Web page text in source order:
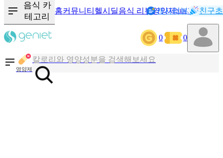
음식 카
테고리
홈커뮤니티 헬시딜음식 리뷰영양제NEW기록
캐시리뷰 친구
0 0
영양제
칼로리와 영양성분을 검색해보세요
혈당 · 다이어트 음식 검색해보세요
음식 · 영양제 리뷰를 찾아보세요